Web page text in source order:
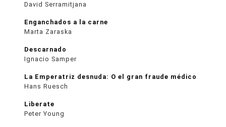
David Serramitjana
Enganchados a la carne
Marta Zaraska
Descarnado
Ignacio Samper
La Emperatriz desnuda: O el gran fraude médico
Hans Ruesch
Liberate
Peter Young